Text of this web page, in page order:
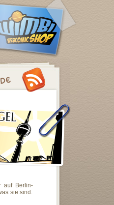
auf Berlin-
sie sind.